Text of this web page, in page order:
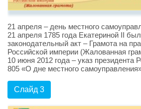
21 апреля – день местного
21 апреля 1785 года Екатериной II
законодательный акт – Грамота на
Российской империи (Жалованная
10 июня 2012 года – указ
805 «О дне местного
Слайд 3